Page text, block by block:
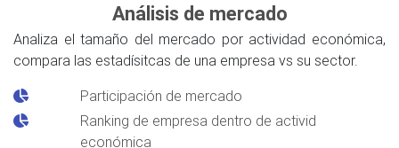
Análisis de mercado
Analiza el tamaño del mercado por actividad económica,
compara las estadísitcas de una empresa vs su sector.
Participación de mercado
Ranking de empresa dentro de activid
económica